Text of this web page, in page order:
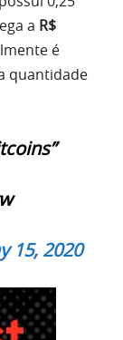
a R$
é
quantidade
15, 2020